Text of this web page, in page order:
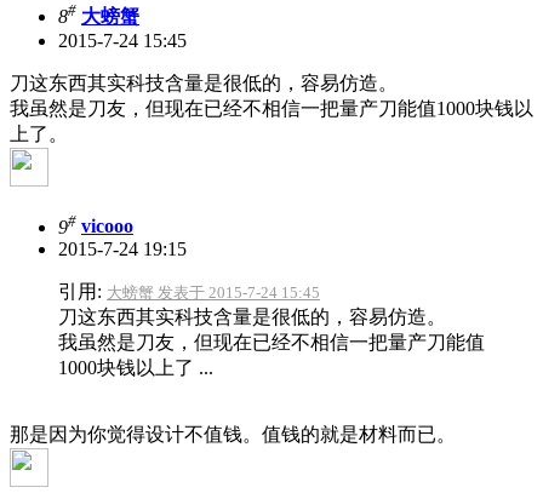
8# 大螃蟹
2015-7-24 15:45
刀这东西其实科技含量是很低的，容易仿造。
我虽然是刀友，但现在已经不相信一把量产刀能值1000块钱以
上了。
9# vicooo
2015-7-24 19:15
引用: 大螃蟹 发表于 2015-7-24 15:45
刀这东西其实科技含量是很低的，容易仿造。
我虽然是刀友，但现在已经不相信一把量产刀能值
1000块钱以上了 ...
那是因为你觉得设计不值钱。值钱的就是材料而已。